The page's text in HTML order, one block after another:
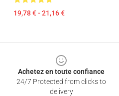
19,78 € - 21,16 €
Achetez en toute confiance
24/7 Protected from clicks to
delivery